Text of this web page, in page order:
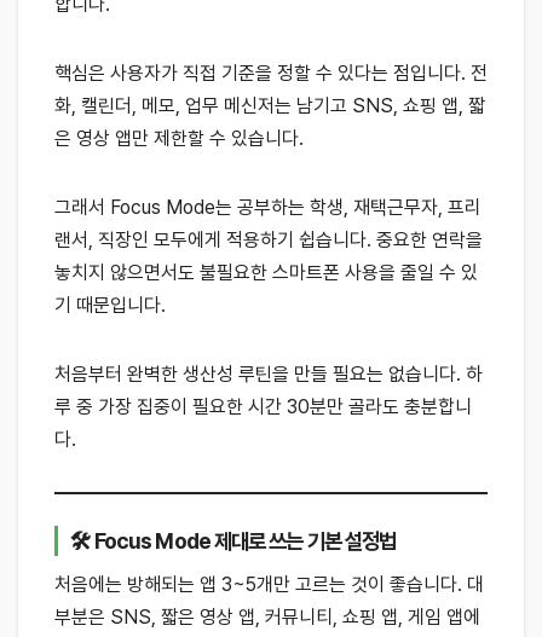
핵심은 사용자가 직접 기준을 정할 수 있다는 점입니다. 전
화, 캘린더, 메모, 업무 메신저는 남기고 SNS, 쇼핑 앱, 짧
은 영상 앱만 제한할 수 있습니다.
그래서 Focus Mode는 공부하는 학생, 재택근무자, 프리
랜서, 직장인 모두에게 적용하기 쉽습니다. 중요한 연락을
놓치지 않으면서도 불필요한 스마트폰 사용을 줄일 수 있
기 때문입니다.
처음부터 완벽한 생산성 루틴을 만들 필요는 없습니다. 하
루 중 가장 집중이 필요한 시간 30분만 골라도 충분합니
다.
🛠 Focus Mode 제대로 쓰는 기본 설정법
처음에는 방해되는 앱 3~5개만 고르는 것이 좋습니다. 대
부분은 SNS, 짧은 영상 앱, 커뮤니티, 쇼핑 앱, 게임 앱에